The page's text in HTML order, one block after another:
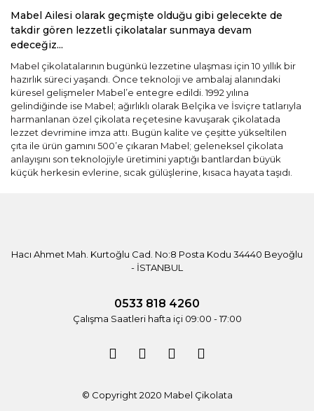
Mabel Ailesi olarak geçmişte olduğu gibi gelecekte de
takdir gören lezzetli çikolatalar sunmaya devam
edeceğiz...
Mabel çikolatalarının bugünkü lezzetine ulaşması için 10 yıllık bir
hazırlık süreci yaşandı. Önce teknoloji ve ambalaj alanındaki
küresel gelişmeler Mabel’e entegre edildi. 1992 yılına
gelindiğinde ise Mabel; ağırlıklı olarak Belçika ve İsviçre tatlarıyla
harmanlanan özel çikolata reçetesine kavuşarak çikolatada
lezzet devrimine imza attı. Bugün kalite ve çeşitte yükseltilen
çıta ile ürün gamını 500’e çıkaran Mabel; geleneksel çikolata
anlayışını son teknolojiyle üretimini yaptığı bantlardan büyük
küçük herkesin evlerine, sıcak gülüşlerine, kısaca hayata taşıdı.
Hacı Ahmet Mah. Kurtoğlu Cad. No:8 Posta Kodu 34440 Beyoğlu
- İSTANBUL
0533 818 4260
Çalışma Saatleri hafta içi 09:00 - 17:00
© Copyright 2020 Mabel Çikolata